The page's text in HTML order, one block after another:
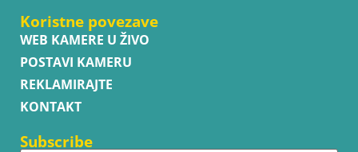
Koristne povezave
WEB KAMERE U ŽIVO
POSTAVI KAMERU
REKLAMIRAJTE
KONTAKT
Subscribe